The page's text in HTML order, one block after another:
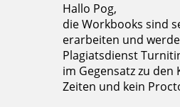
Hallo Pog,
die Workbooks sind
erarbeiten und
Plagiatsdienst
im Gegensatz zu
Zeiten und kein